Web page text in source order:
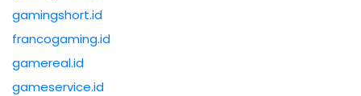
gamingshort.id
francogaming.id
gamereal.id
gameservice.id